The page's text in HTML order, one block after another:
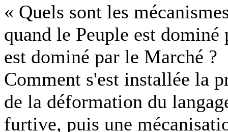
« Quels sont les
quand le Peuple est
est dominé par le Marché ?
Comment s'est installée la
de la déformation du
furtive, puis une